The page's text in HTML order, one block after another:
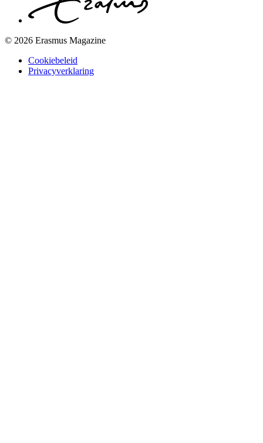
© 2026 Erasmus Magazine
Cookiebeleid
Privacyverklaring